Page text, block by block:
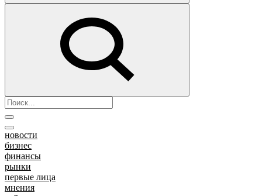
новости
бизнес
финансы
рынки
первые лица
мнения